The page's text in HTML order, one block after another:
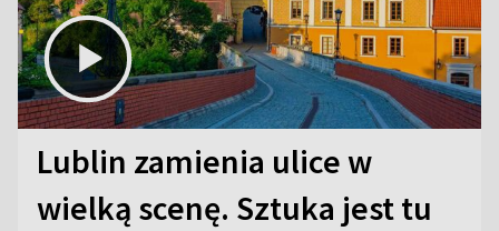
Lublin zamienia ulice w
wielką scenę. Sztuka jest tu